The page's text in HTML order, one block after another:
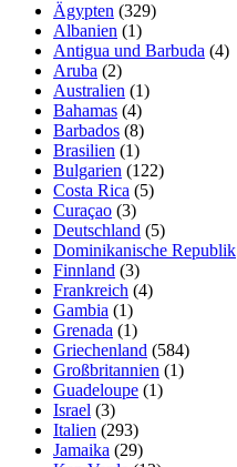
Ägypten (329)
Albanien (1)
Antigua und Barbuda (4)
Aruba (2)
Australien (1)
Bahamas (4)
Barbados (8)
Brasilien (1)
Bulgarien (122)
Costa Rica (5)
Curaçao (3)
Deutschland (5)
Dominikanische Republik
Finnland (3)
Frankreich (4)
Gambia (1)
Grenada (1)
Griechenland (584)
Großbritannien (1)
Guadeloupe (1)
Israel (3)
Italien (293)
Jamaika (29)